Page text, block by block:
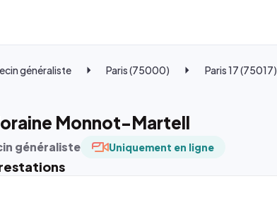
généraliste Paris (75000) Paris 17 (75017)
Monnot-Martell
généraliste Uniquement en ligne